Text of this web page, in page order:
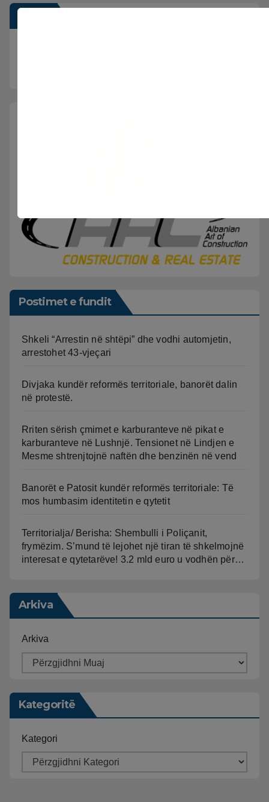
Postimet e fundit
Shkeli “Arrestin në shtëpi” dhe vodhi automjetin,
arrestohet 43-vjeçari
Divjaka kundër reformës territoriale, banorët dalin
në protestë.
Rriten sërish çmimet e karburanteve në pikat e
karburanteve në Lushnjë. Tensionet në Lindjen e
Mesme shtrenjtojnë naftën dhe benzinën në vend
Banorët e Patosit kundër reformës territoriale: Të
mos humbasim identitetin e qytetit
Territorialja/ Berisha: Shembulli i Poliçanit,
frymëzim. S’mund të lejohet një tiran të shkelmojnë
interesat e qytetarëve! 3.2 mld euro u vodhën për…
Arkiva
Arkiva
Kategoritë
Kategori